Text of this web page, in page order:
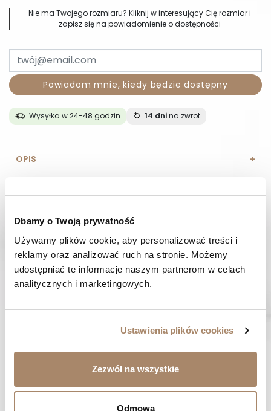
Dbamy o Twoją prywatność
Używamy plików cookie, aby personalizować treści i
reklamy oraz analizować ruch na stronie. Możemy
udostępniać te informacje naszym partnerom w celach
analitycznych i marketingowych.
Ustawienia plików cookies
Zezwól na wszystkie
Odmowa
Nie ma Twojego rozmiaru? Kliknij w interesujący Cię rozmiar i
zapisz się na powiadomienie o dostępności
Powiadom mnie, kiedy będzie dostępny
Wysyłka w 24-48 godzin 14 dnina zwrot
OPIS
SPOSOBY PŁATNOŚCI
OPINIE (0)
MASZ PYTANIE? Zadzwoń do nas :
godziny 15:00. +48 537 238 431
ZAKUPY BEZ RYZYKA